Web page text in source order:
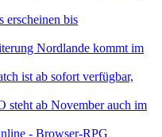
erscheinen bis
Nordlande kommt im
ist ab sofort verfügbar,
steht ab November auch im
- Browser-RPG